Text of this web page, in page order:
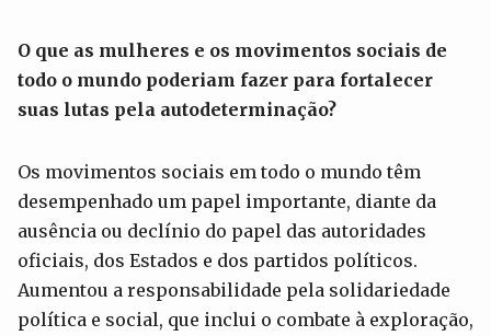
O que as mulheres e os movimentos sociais de
todo o mundo poderiam fazer para fortalecer
suas lutas pela autodeterminação?
Os movimentos sociais em todo o mundo têm
desempenhado um papel importante, diante da
ausência ou declínio do papel das autoridades
oficiais, dos Estados e dos partidos políticos.
Aumentou a responsabilidade pela solidariedade
política e social, que inclui o combate à exploração,